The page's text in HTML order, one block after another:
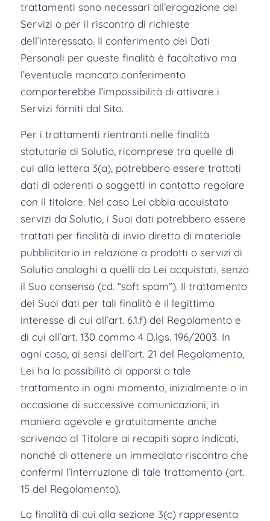
trattamenti sono necessari all’erogazione dei
Servizi o per il riscontro di richieste
dell’interessato. Il conferimento dei Dati
Personali per queste finalità è facoltativo ma
l’eventuale mancato conferimento
comporterebbe l’impossibilità di attivare i
Servizi forniti dal Sito.
Per i trattamenti rientranti nelle finalità
statutarie di Solutio, ricomprese tra quelle di
cui alla lettera 3(a), potrebbero essere trattati
dati di aderenti o soggetti in contatto regolare
con il titolare. Nel caso Lei abbia acquistato
servizi da Solutio, i Suoi dati potrebbero essere
trattati per finalità di invio diretto di materiale
pubblicitario in relazione a prodotti o servizi di
Solutio analoghi a quelli da Lei acquistati, senza
il Suo consenso (cd. “soft spam”). Il trattamento
dei Suoi dati per tali finalità è il legittimo
interesse di cui all’art. 6.1.f) del Regolamento e
di cui all’art. 130 comma 4 D.lgs. 196/2003. In
ogni caso, ai sensi dell’art. 21 del Regolamento,
Lei ha la possibilità di opporsi a tale
trattamento in ogni momento, inizialmente o in
occasione di successive comunicazioni, in
maniera agevole e gratuitamente anche
scrivendo al Titolare ai recapiti sopra indicati,
nonché di ottenere un immediato riscontro che
confermi l’interruzione di tale trattamento (art.
15 del Regolamento).
La finalità di cui alla sezione 3(c) rappresenta